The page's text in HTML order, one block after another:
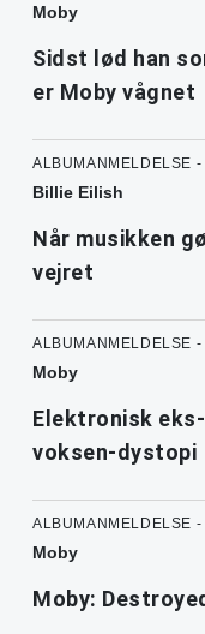
Moby
Sidst lød han
er Moby vågnet
ALBUMANMELDELSE
Billie Eilish
Når musikken
vejret
ALBUMANMELDELSE
Moby
Elektronisk
voksen-dystopi
ALBUMANMELDELSE
Moby
Moby: